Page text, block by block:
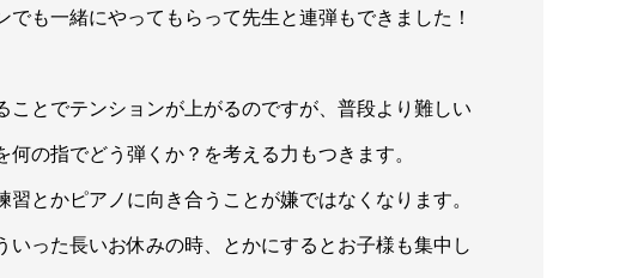
も一緒にやってもらって先生と連弾もできました！
とでテンションが上がるのですが、普段より難しい
の指でどう弾くか？を考える力もつきます。
とかピアノに向き合うことが嫌ではなくなります。
った長いお休みの時、とかにするとお子様も集中し